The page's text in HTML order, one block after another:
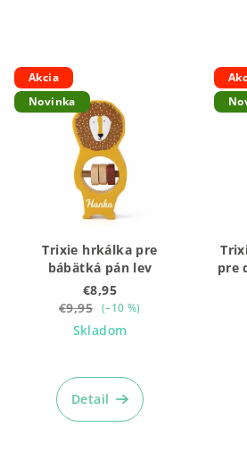
Akcia
Novinka
Trixie hrkálka pre
bábätká pán lev
€8,95
€9,95 (–10 %)
Skladom
Detail
pre